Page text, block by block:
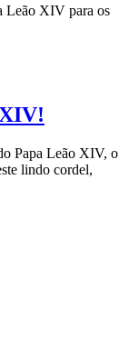
Leão XIV para os
Papa Leão XIV, o
lindo cordel,